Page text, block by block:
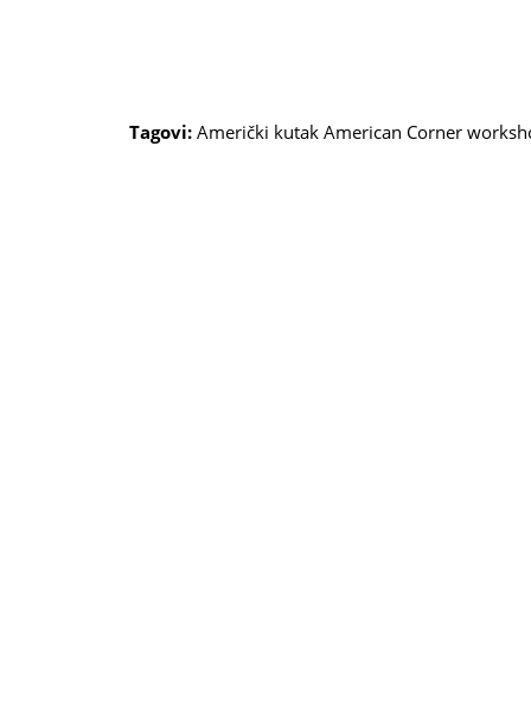
Tagovi: Američki kutak American Corner